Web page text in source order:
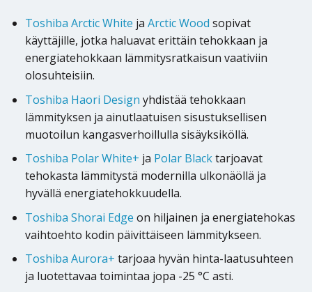
Toshiba Arctic White ja Arctic Wood sopivat
käyttäjille, jotka haluavat erittäin tehokkaan ja
energiatehokkaan lämmitysratkaisun vaativiin
olosuhteisiin.
Toshiba Haori Design yhdistää tehokkaan
lämmityksen ja ainutlaatuisen sisustuksellisen
muotoilun kangasverhoillulla sisäyksiköllä.
Toshiba Polar White+ ja Polar Blacktarjoavat
tehokasta lämmitystä modernilla ulkonäöllä ja
hyvällä energiatehokkuudella.
Toshiba Shorai Edge on hiljainen ja energiatehokas
vaihtoehto kodin päivittäiseen lämmitykseen.
Toshiba Aurora+ tarjoaa hyvän hinta-laatusuhteen
ja luotettavaa toimintaa jopa -25 °C asti.